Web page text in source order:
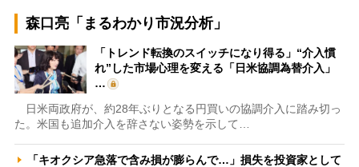
森口亮「まるわかり市況分析」
「トレンド転換のスイッチになり得る」“介入慣
れ”した市場心理を変える「日米協調為替介入」
…
日米両政府が、約28年ぶりとなる円買いの協調介入に踏み切っ
た。米国も追加介入を辞さない姿勢を示して…
「キオクシア急落で含み損が膨らんで…」損失を投資家として